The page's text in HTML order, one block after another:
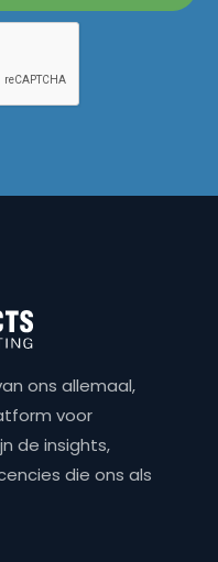
ons allemaal,
voor
de insights,
die ons als